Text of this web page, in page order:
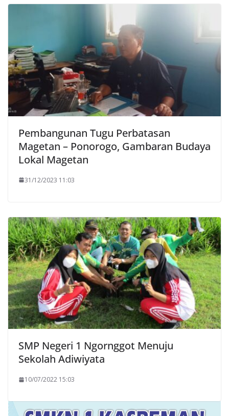
Pembangunan Tugu Perbatasan
Magetan – Ponorogo, Gambaran Budaya
Lokal Magetan
31/12/2023 11:03
SMP Negeri 1 Ngornggot Menuju
Sekolah Adiwiyata
10/07/2022 15:03